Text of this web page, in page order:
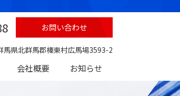
お問い合わせ
馬県北群馬郡榛東村広馬場3593-2
会社概要 お知らせ